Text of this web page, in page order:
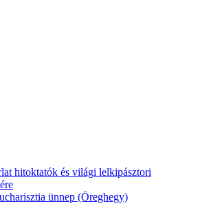
hitoktatók és világi lelkipásztori
ünnep (Öreghegy)